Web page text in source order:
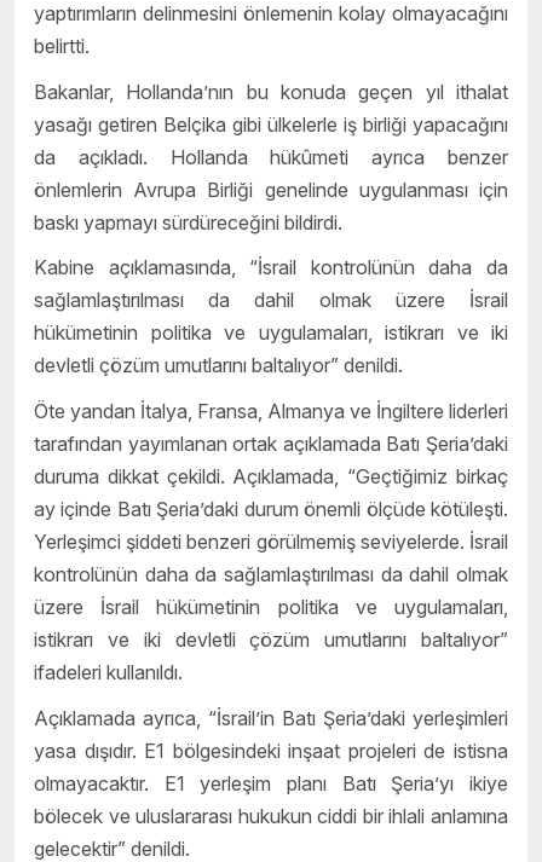
yaptırımların delinmesini önlemenin kolay olmayacağını
belirtti.
Bakanlar, Hollanda’nın bu konuda geçen yıl ithalat
yasağı getiren Belçika gibi ülkelerle iş birliği yapacağını
da açıkladı. Hollanda hükûmeti ayrıca benzer
önlemlerin Avrupa Birliği genelinde uygulanması için
baskı yapmayı sürdüreceğini bildirdi.
Kabine açıklamasında, “İsrail kontrolünün daha da
sağlamlaştırılması da dahil olmak üzere İsrail
hükümetinin politika ve uygulamaları, istikrarı ve iki
devletli çözüm umutlarını baltalıyor” denildi.
Öte yandan İtalya, Fransa, Almanya ve İngiltere liderleri
tarafından yayımlanan ortak açıklamada Batı Şeria’daki
duruma dikkat çekildi. Açıklamada, “Geçtiğimiz birkaç
ay içinde Batı Şeria’daki durum önemli ölçüde kötüleşti.
Yerleşimci şiddeti benzeri görülmemiş seviyelerde. İsrail
kontrolünün daha da sağlamlaştırılması da dahil olmak
üzere İsrail hükümetinin politika ve uygulamaları,
istikrarı ve iki devletli çözüm umutlarını baltalıyor”
ifadeleri kullanıldı.
Açıklamada ayrıca, “İsrail’in Batı Şeria’daki yerleşimleri
yasa dışıdır. E1 bölgesindeki inşaat projeleri de istisna
olmayacaktır. E1 yerleşim planı Batı Şeria’yı ikiye
bölecek ve uluslararası hukukun ciddi bir ihlali anlamına
gelecektir” denildi.